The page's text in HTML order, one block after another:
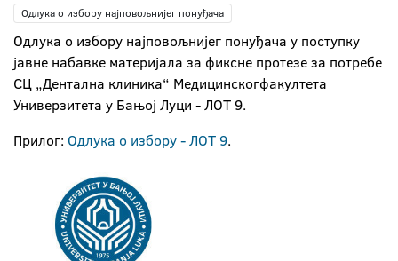
Одлука о избору најповољнијег понуђача
Одлука о избору најповољнијег понуђача у поступку
јавне набавке материјала за фиксне протезе за потребе
СЦ „Дентална клиника“ Медицинскогфакултета
Универзитета у Бањој Луци - ЛОТ 9.
Прилог: Одлука о избору - ЛОТ 9.